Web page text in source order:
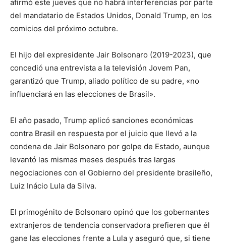
afirmó este jueves que no habrá interferencias por parte
del mandatario de Estados Unidos, Donald Trump, en los
comicios del próximo octubre.
El hijo del expresidente Jair Bolsonaro (2019-2023), que
concedió una entrevista a la televisión Jovem Pan,
garantizó que Trump, aliado político de su padre, «no
influenciará en las elecciones de Brasil».
El año pasado, Trump aplicó sanciones económicas
contra Brasil en respuesta por el juicio que llevó a la
condena de Jair Bolsonaro por golpe de Estado, aunque
levantó las mismas meses después tras largas
negociaciones con el Gobierno del presidente brasileño,
Luiz Inácio Lula da Silva.
El primogénito de Bolsonaro opinó que los gobernantes
extranjeros de tendencia conservadora prefieren que él
gane las elecciones frente a Lula y aseguró que, si tiene